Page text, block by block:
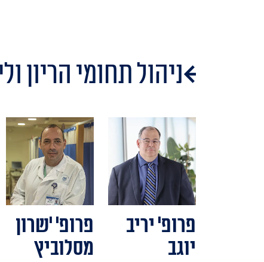
ניהול תחומי הריון
פרופ' יריב
יוגב
פרופ' 'שרון
מסלוביץ